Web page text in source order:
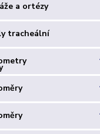
a ortézy
tracheální